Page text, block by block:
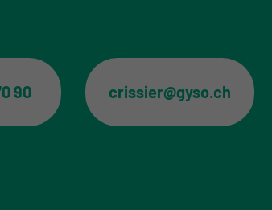
90 crissier@gyso.ch